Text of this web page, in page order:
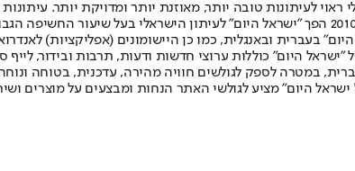
לעיתונות טובה יותר, מאוזנת יותר ומדויקת יותר.
תשלום. המהדורה המודפסת הראשונה פורסמה ב-30 ביולי 2007, וב-2010 הפך "ישראל
היום" כוללות ערוצי חדשות ודעות, תרבות ובידור, לייף
בעברית, במטרה לספק לגולשים חוויה מהירה, עדכנית, בטוחה
היום" מציע לגולשי האתר הנחות ומבצעים על מוצרים